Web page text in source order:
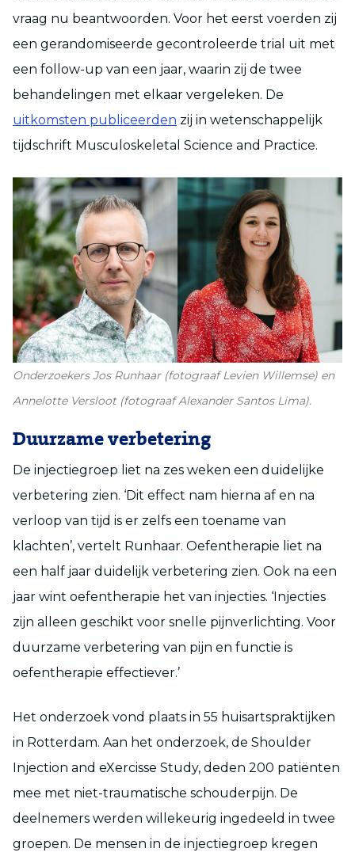
vraag nu beantwoorden. Voor het eerst voerden zij
een gerandomiseerde gecontroleerde trial uit met
een follow-up van een jaar, waarin zij de twee
behandelingen met elkaar vergeleken. De
uitkomsten publiceerden zij in wetenschappelijk
tijdschrift Musculoskeletal Science and Practice.
Onderzoekers Jos Runhaar (fotograaf Levien Willemse) en
Annelotte Versloot (fotograaf Alexander Santos Lima).
Duurzame verbetering
De injectiegroep liet na zes weken een duidelijke
verbetering zien. ‘Dit effect nam hierna af en na
verloop van tijd is er zelfs een toename van
klachten’, vertelt Runhaar. Oefentherapie liet na
een half jaar duidelijk verbetering zien. Ook na een
jaar wint oefentherapie het van injecties. ‘Injecties
zijn alleen geschikt voor snelle pijnverlichting. Voor
duurzame verbetering van pijn en functie is
oefentherapie effectiever.’
Het onderzoek vond plaats in 55 huisartspraktijken
in Rotterdam. Aan het onderzoek, de Shoulder
Injection and eXercisse Study, deden 200 patiënten
mee met niet-traumatische schouderpijn. De
deelnemers werden willekeurig ingedeeld in twee
groepen. De mensen in de injectiegroep kregen